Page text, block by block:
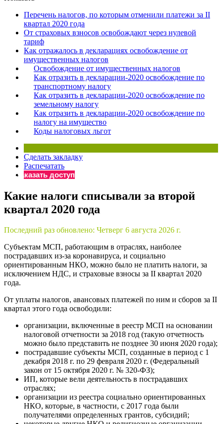
Бератор
«Практическая энциклопедия бухгалтера»
Материалы электронного журнала
«Нормативные акты для бухгалтера»
Материалы электронного журнала
«Практическая бухгалтерия»
Онлайн-сервисы «Учетная политика» и «Алгоритмы
Просто заполните форму, и мы вышлем вам на почту
Перечень налогов, по которым отменили платежи за II
квартал 2020 года
От страховых взносов освобождают через нулевой
тариф
Как отражалось в декларациях освобождение от
имущественных налогов
Освобождение от имущественных налогов
Как отразить в декларации-2020 освобождение по
транспортному налогу
Как отразить в декларации-2020 освобождение по
земельному налогу
Как отразить в декларации-2020 освобождение по
налогу на имущество
Коды налоговых льгот
Сделать закладку
Распечатать
Заказать доступ
Какие налоги списывали за второй
квартал 2020 года
Последний раз обновлено: Четверг 6 августа 2026 г.
Субъектам МСП, работающим в отраслях, наиболее
пострадавших из-за коронавируса, и социально
ориентированным НКО, можно было не платить налоги, за
исключением НДС, и страховые взносы за II квартал 2020
года.
От уплаты налогов, авансовых платежей по ним и сборов за II
квартал этого года освободили:
организации, включенные в реестр МСП на основании
налоговой отчетности за 2018 год (такую отчетность
можно было представить не позднее 30 июня 2020 года);
пострадавшие субъекты МСП, созданные в период с 1
декабря 2018 г. по 29 февраля 2020 г. (Федеральный
закон от 15 октября 2020 г. № 320-ФЗ);
ИП, которые вели деятельность в пострадавших
отраслях;
организации из реестра социально ориентированных
НКО, которые, в частности, с 2017 года были
получателями определенных грантов, субсидий;